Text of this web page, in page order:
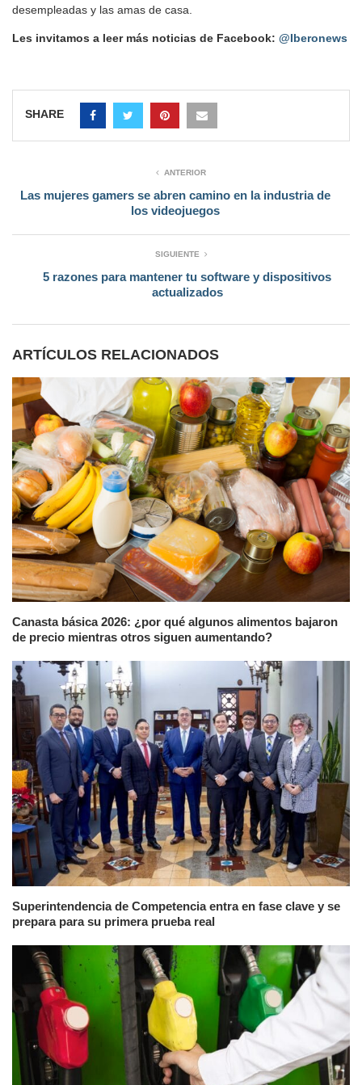
desempleadas y las amas de casa.
Les invitamos a leer más noticias de Facebook: @Iberonews
SHARE
ANTERIOR
Las mujeres gamers se abren camino en la industria de
los videojuegos
SIGUIENTE
5 razones para mantener tu software y dispositivos
actualizados
ARTÍCULOS RELACIONADOS
Canasta básica 2026: ¿por qué algunos alimentos bajaron
de precio mientras otros siguen aumentando?
Superintendencia de Competencia entra en fase clave y se
prepara para su primera prueba real